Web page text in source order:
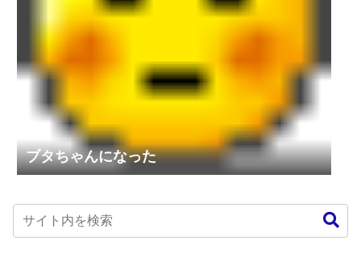
ブタちゃんになった